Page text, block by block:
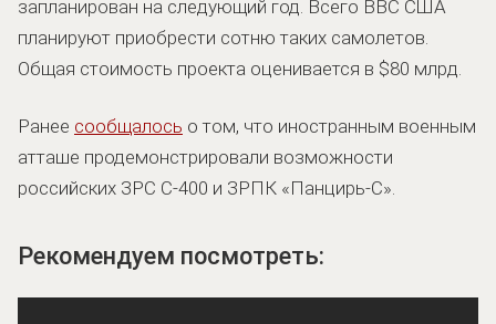
запланирован на следующий год. Всего ВВС США
планируют приобрести сотню таких самолетов.
Общая стоимость проекта оценивается в $80 млрд.
Ранее сообщалось о том, что иностранным военным
атташе продемонстрировали возможности
российских ЗРС С-400 и ЗРПК «Панцирь-С».
Рекомендуем посмотреть: